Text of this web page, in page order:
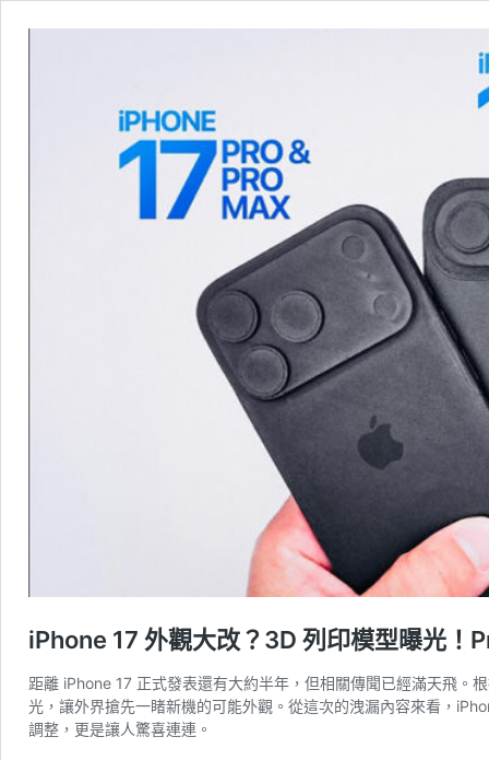
iPhone 17 外觀大改？3D 列印模型曝光！
距離 iPhone 17 正式發表還有大約半年，但相關傳聞已經滿天飛。
光，讓外界搶先一睹新機的可能外觀。從這次的洩漏內容來看，
調整，更是讓人驚喜連連。